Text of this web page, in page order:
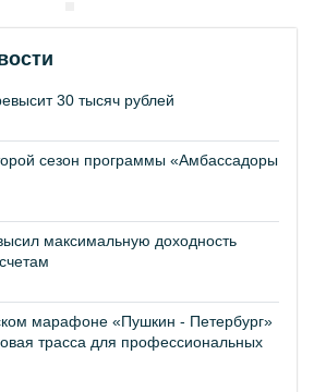
30 тысяч рублей
сезон программы «Амбассадоры
максимальную доходность
марафоне «Пушкин - Петербург»
трасса для профессиональных